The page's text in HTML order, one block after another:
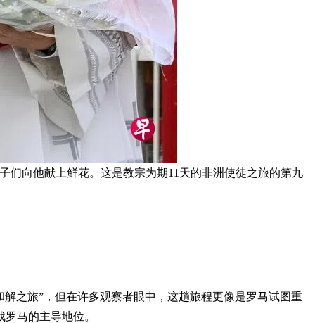
们向他献上鲜花。这是教宗为期11天的非洲使徒之旅的第九
之旅”，但在许多观察者眼中，这趟旅程更像是罗马试图重
马的主导地位。